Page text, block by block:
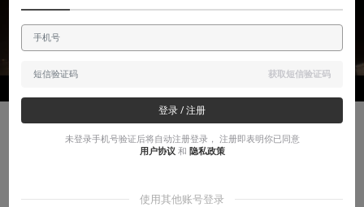
获取短信验证码
登录 / 注册
未登录手机号验证后将自动注册登录， 注册即表明你已同意
用户协议 和 隐私政策
使用其他账号登录